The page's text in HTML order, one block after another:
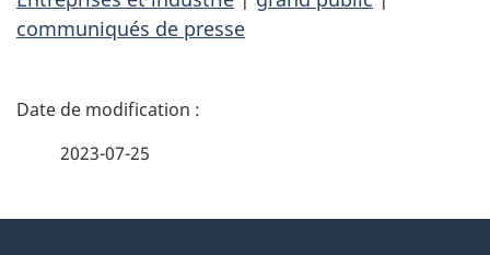
communiqués de presse
D
2023-07-25